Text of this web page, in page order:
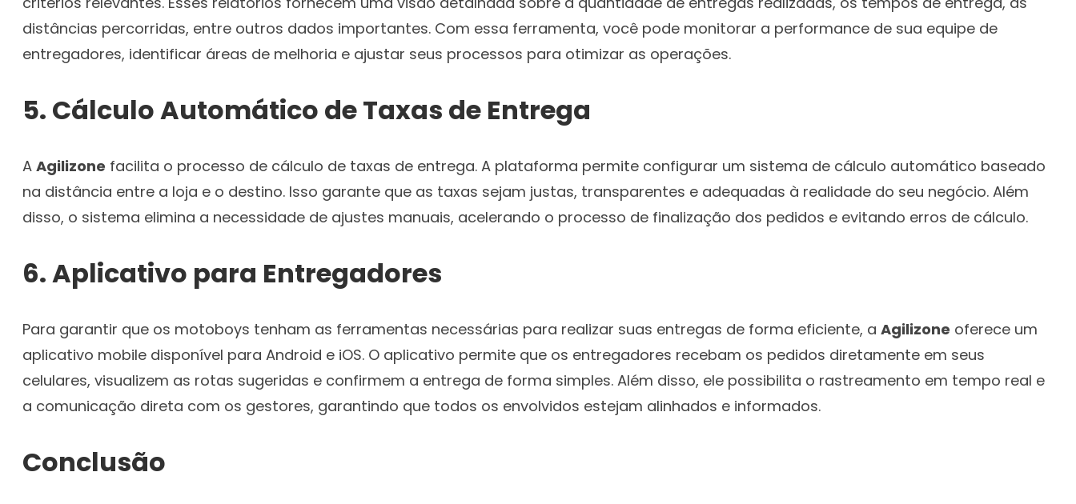
distâncias percorridas, entre outros dados importantes. Com essa ferramenta, você pode monitorar a performance de sua equipe de
entregadores, identificar áreas de melhoria e ajustar seus processos para otimizar as operações.
5. Cálculo Automático de Taxas de Entrega
A Agilizone facilita o processo de cálculo de taxas de entrega. A plataforma permite configurar um sistema de cálculo automático baseado
na distância entre a loja e o destino. Isso garante que as taxas sejam justas, transparentes e adequadas à realidade do seu negócio. Além
disso, o sistema elimina a necessidade de ajustes manuais, acelerando o processo de finalização dos pedidos e evitando erros de cálculo.
6.Aplicativo para Entregadores
Para garantir que os motoboys tenham as ferramentas necessárias para realizar suas entregas de forma eficiente, a Agilizone oferece um
aplicativo mobile disponível para Android e iOS. O aplicativo permite que os entregadores recebam os pedidos diretamente em seus
celulares, visualizem as rotas sugeridas e confirmem a entrega de forma simples. Além disso, ele possibilita o rastreamento em tempo real e
a comunicação direta com os gestores, garantindo que todos os envolvidos estejam alinhados e informados.
Conclusão